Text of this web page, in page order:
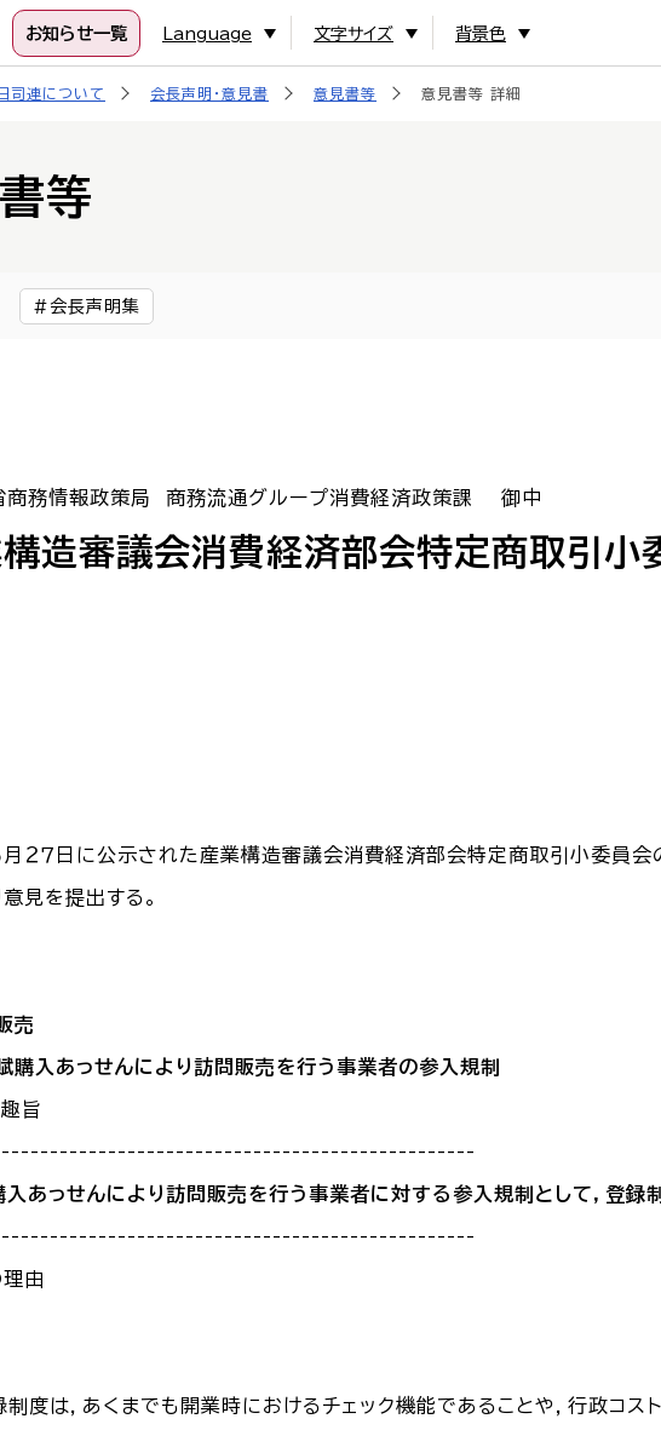
お知らせ一覧 Language 文字サイズ 背景色
司連について 会長声明・意見書 意見書等 意見書等 詳細
等
会長声明集
商務情報政策局 商務流通グループ消費経済政策課 御中
造審議会消費経済部会特定商取引小
月２７日に公示された産業構造審議会消費経済部会特定商取引小委員
見を提出する。
売
購入あっせんにより訪問販売を行う事業者の参入規制
趣旨
あっせんにより訪問販売を行う事業者に対する参入規制として，登録
理由
は，あくまでも開業時におけるチェック機能であることや，行政コス